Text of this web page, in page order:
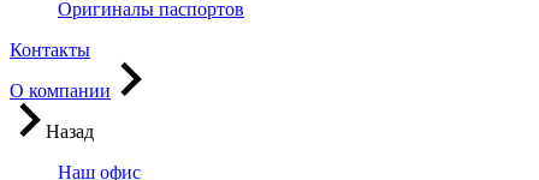
Оригиналы паспортов
Контакты
О компании
Назад
Наш офис